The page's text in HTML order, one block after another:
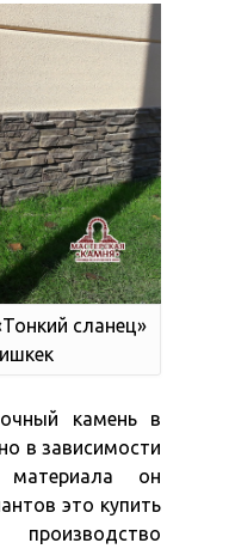
сланец»
камень в
в зависимости
он
это купить
производство